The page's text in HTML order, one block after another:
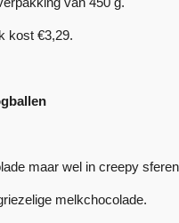
kost €3,29.
maar wel in creepy
melkchocolade.